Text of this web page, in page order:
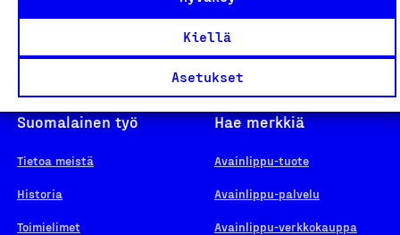
Kiellä
Asetukset
Suomalainen työ
Tietoa meistä
Historia
Toimielimet
Hae merkkiä
Avainlippu-tuote
Avainlippu-palvelu
Avainlippu-verkkokauppa